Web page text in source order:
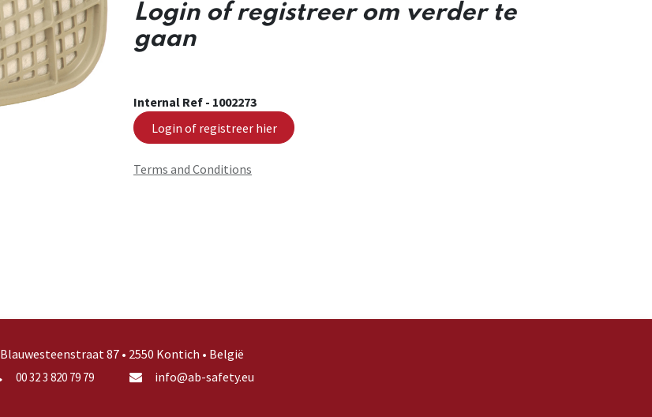
Login of registreer om verder te
gaan
Internal Ref - 1002273
Login of registreer hier
Terms and Conditions
Blauwesteenstraat 87 • 2550 Kontich • België
00 32 3 820 79 79 info@ab-safety.eu